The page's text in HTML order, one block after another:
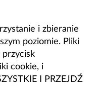
i zbieranie
poziomie. Pliki
przycisk
cookie, i
I PRZEJDŹ